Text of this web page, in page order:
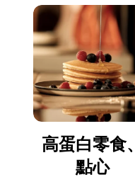
高蛋白零食、
點心